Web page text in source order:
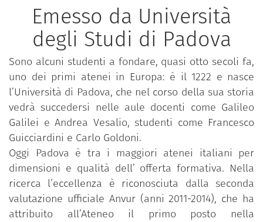
Emesso da Università
degli Studi di Padova
Sono alcuni studenti a fondare, quasi otto secoli fa,
uno dei primi atenei in Europa: è il 1222 e nasce
l’Università di Padova, che nel corso della sua storia
vedrà succedersi nelle aule docenti come Galileo
Galilei e Andrea Vesalio, studenti come Francesco
Guicciardini e Carlo Goldoni.
Oggi Padova è tra i maggiori atenei italiani per
dimensioni e qualità dell’ offerta formativa. Nella
ricerca l’eccellenza è riconosciuta dalla seconda
valutazione ufficiale Anvur (anni 2011-2014), che ha
attribuito all’Ateneo il primo posto nella